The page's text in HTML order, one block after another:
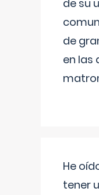
de su
de
en las
He
tener